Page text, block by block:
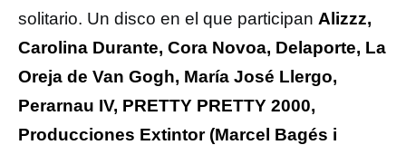
solitario. Un disco en el que participan Alizzz,
Carolina Durante, Cora Novoa, Delaporte, La
Oreja de Van Gogh, María José Llergo,
Perarnau IV, PRETTY PRETTY 2000,
Producciones Extintor (Marcel Bagés i